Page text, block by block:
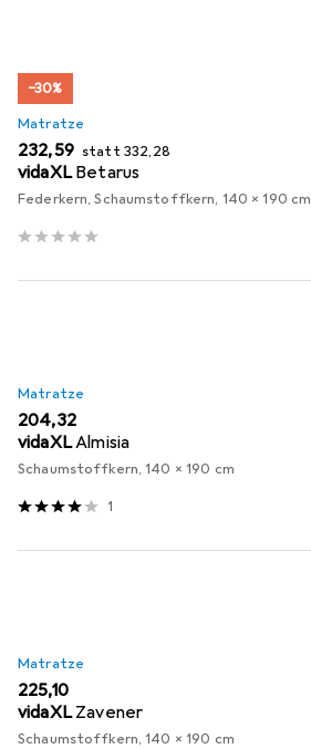
−30%
Matratze
EUR
232,59 statt EUR
332,28
vidaXL Betarus
Federkern, Schaumstoffkern, 140 x 190 cm
Matratze
EUR
204,32
vidaXLAlmisia
Schaumstoffkern, 140 x 190 cm
1
Matratze
EUR
225,10
vidaXL Zavener
Schaumstoffkern, 140 x 190 cm